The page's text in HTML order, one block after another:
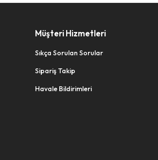
ANT MASKE
Müşteri Hizmetleri
Sıkça Sorulan Sorular
Sipariş Takip
Havale Bildirimleri